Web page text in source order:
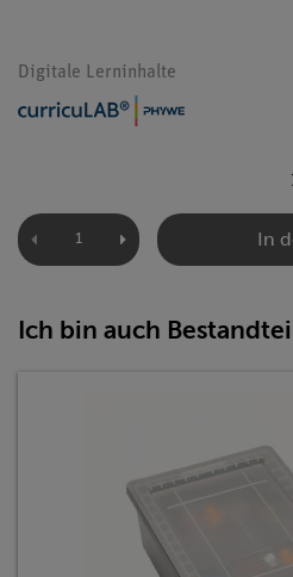
Digitale Lerninhalte
In
Ich bin auch